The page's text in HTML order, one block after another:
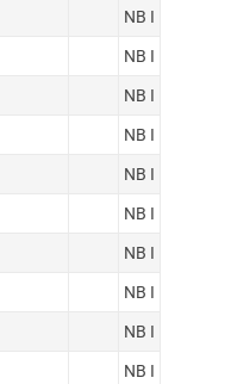
NB I
NB I
NB I
NB I
NB I
NB I
NB I
NB I
NB I
NB I